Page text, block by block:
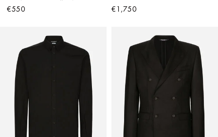
€550
€1,750